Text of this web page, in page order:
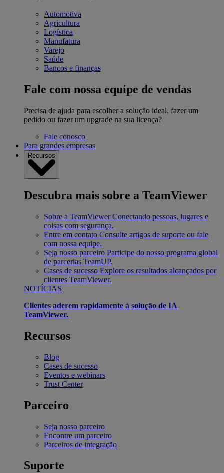
Automotiva
Agricultura
Logística
Manufatura
Varejo
Saúde
Bancos e finanças
Fale com nossa equipe de vendas
Precisa de ajuda para escolher a solução ideal, fazer um
pedido ou fazer um upgrade na sua licença?
Fale conosco
Para grandes empresas
Recursos
Descubra mais sobre a TeamViewer
Sobre a TeamViewer Conectando pessoas, lugares e
coisas com segurança.
Entre em contato Consulte artigos de suporte ou fale
com nossa equipe.
Seja nosso parceiro Participe do nosso programa global
de parcerias TeamUP.
Cases de sucesso Explore os resultados alcançados por
clientes TeamViewer.
NOTÍCIAS
Clientes aderem rapidamente à solução de IA
TeamViewer.
Recursos
Blog
Cases de sucesso
Eventos e webinars
Trust Center
Parceiro
Seja nosso parceiro
Encontre um parceiro
Parceiros de integração
Suporte